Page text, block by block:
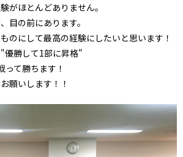
がほとんどありません。
目の前にあります。
のにして最高の経験にしたいと思います！
優勝して1部に昇格"
て勝ちます！
願いします！！